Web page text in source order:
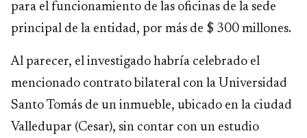
para el funcionamiento de las oficinas de la sede
principal de la entidad, por más de $ 300 millones.
Al parecer, el investigado habría celebrado el
mencionado contrato bilateral con la Universidad
Santo Tomás de un inmueble, ubicado en la ciudad
Valledupar (Cesar), sin contar con un estudio